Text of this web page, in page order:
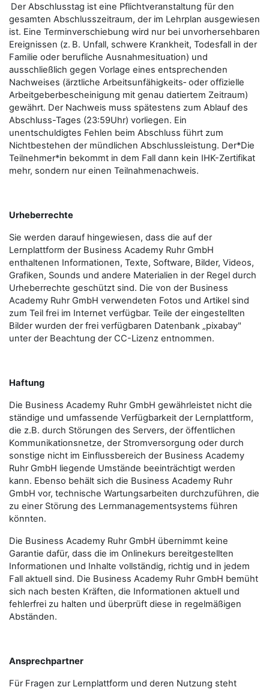
Der Abschlusstag ist eine Pflichtveranstaltung für den
gesamten Abschlusszeitraum, der im Lehrplan ausgewiesen
ist. Eine Terminverschiebung wird nur bei unvorhersehbaren
Ereignissen (z. B. Unfall, schwere Krankheit, Todesfall in der
Familie oder berufliche Ausnahmesituation) und
ausschließlich gegen Vorlage eines entsprechenden
Nachweises (ärztliche Arbeitsunfähigkeits‑ oder offizielle
Arbeitgeberbescheinigung mit genau datiertem Zeitraum)
gewährt. Der Nachweis muss spätestens zum Ablauf des
Abschluss-Tages (23:59Uhr) vorliegen. Ein
unentschuldigtes Fehlen beim Abschluss führt zum
Nichtbestehen der mündlichen Abschlussleistung. Der*Die
Teilnehmer*in bekommt in dem Fall dann kein IHK-Zertifikat
mehr, sondern nur einen Teilnahmenachweis.
Urheberrechte
Sie werden darauf hingewiesen, dass die auf der
Lernplattform der Business Academy Ruhr GmbH
enthaltenen Informationen, Texte, Software, Bilder, Videos,
Grafiken, Sounds und andere Materialien in der Regel durch
Urheberrechte geschützt sind. Die von der Business
Academy Ruhr GmbH verwendeten Fotos und Artikel sind
zum Teil frei im Internet verfügbar. Teile der eingestellten
Bilder wurden der frei verfügbaren Datenbank „pixabay"
unter der Beachtung der CC-Lizenz entnommen.
Haftung
Die Business Academy Ruhr GmbH gewährleistet nicht die
ständige und umfassende Verfügbarkeit der Lernplattform,
die z.B. durch Störungen des Servers, der öffentlichen
Kommunikationsnetze, der Stromversorgung oder durch
sonstige nicht im Einflussbereich der Business Academy
Ruhr GmbH liegende Umstände beeinträchtigt werden
kann. Ebenso behält sich die Business Academy Ruhr
GmbH vor, technische Wartungsarbeiten durchzuführen, die
zu einer Störung des Lernmanagementsystems führen
könnten.
Die Business Academy Ruhr GmbH übernimmt keine
Garantie dafür, dass die im Onlinekurs bereitgestellten
Informationen und Inhalte vollständig, richtig und in jedem
Fall aktuell sind. Die Business Academy Ruhr GmbH bemüht
sich nach besten Kräften, die Informationen aktuell und
fehlerfrei zu halten und überprüft diese in regelmäßigen
Abständen.
Ansprechpartner
Für Fragen zur Lernplattform und deren Nutzung steht